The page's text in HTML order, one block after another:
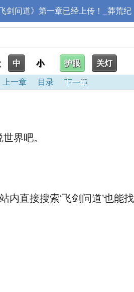
剑问道》第一章已经上传！_莽荒纪
中 小 护眼 关灯
上一章 目录 下一章
界吧。
直接搜索‘飞剑问道’也